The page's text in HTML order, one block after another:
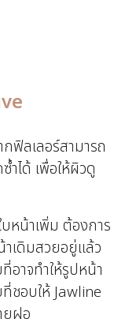
ฟิลเลอร์สามารถ
ได้ เพื่อให้ผิวดู
หน้าเพิ่ม ต้องการ
เดิมสวยอยู่แล้ว
อาจทำให้รูปหน้า
ชอบให้ Jawline
ฝอ